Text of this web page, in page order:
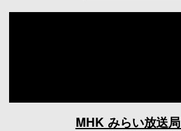
MHK みらい放送局